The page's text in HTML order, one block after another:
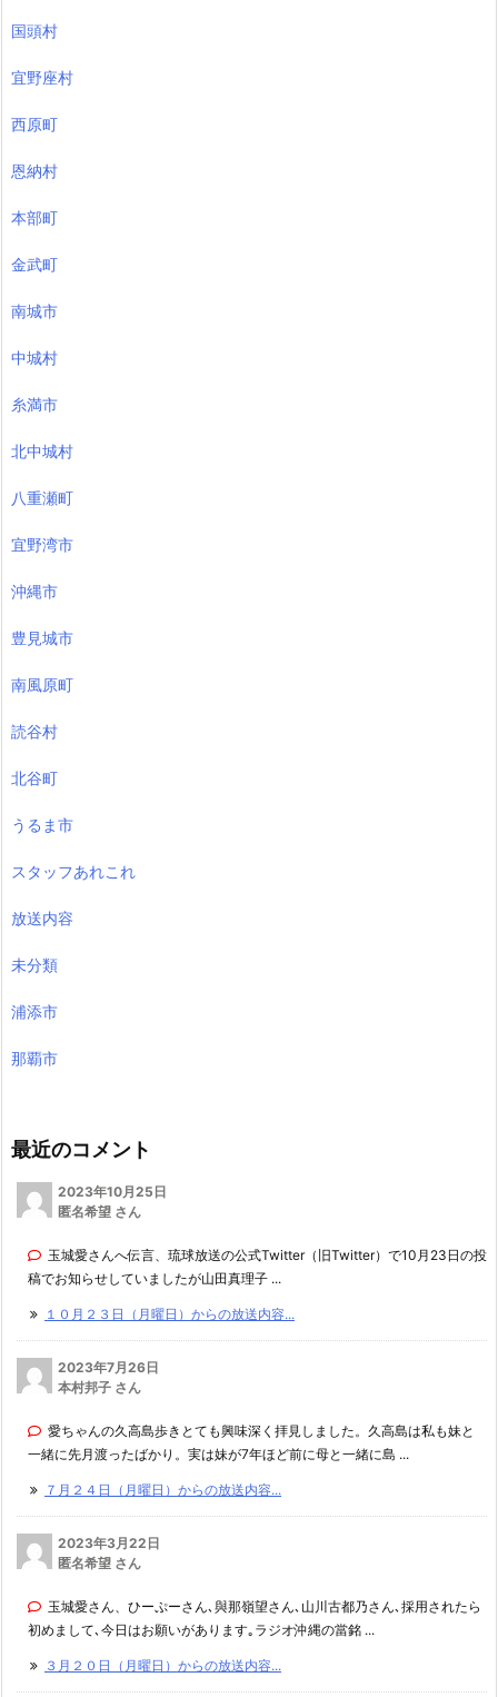
国頭村
宜野座村
西原町
恩納村
本部町
金武町
南城市
中城村
糸満市
北中城村
八重瀬町
宜野湾市
沖縄市
豊見城市
南風原町
読谷村
北谷町
うるま市
スタッフあれこれ
放送内容
未分類
浦添市
那覇市
最近のコメント
2023年10月25日
匿名希望 さん
玉城愛さんへ伝言、琉球放送の公式Twitter（旧Twitter）で10月23日の投
稿でお知らせしていましたが山田真理子 ...
１０月２３日（月曜日）からの放送内容...
2023年7月26日
本村邦子 さん
愛ちゃんの久高島歩きとても興味深く拝見しました。久高島は私も妹と
一緒に先月渡ったばかり。実は妹が7年ほど前に母と一緒に島 ...
７月２４日（月曜日）からの放送内容...
2023年3月22日
匿名希望 さん
玉城愛さん、ひーぷーさん､與那嶺望さん､山川古都乃さん､採用されたら
初めまして､今日はお願いがあります｡ラジオ沖縄の當銘 ...
３月２０日（月曜日）からの放送内容...